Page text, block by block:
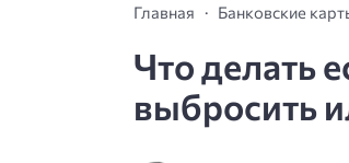
Главная Банковские
Что делать
выбросить